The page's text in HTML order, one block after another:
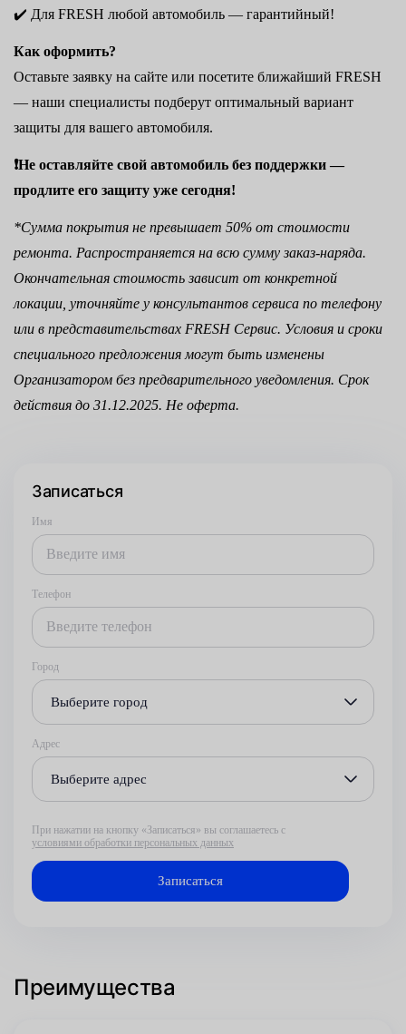
✔️ Для FRESH любой автомобиль — гарантийный!
Как оформить?
Оставьте заявку на сайте или посетите ближайший FRESH
— наши специалисты подберут оптимальный вариант
защиты для вашего автомобиля.
❗️Не оставляйте свой автомобиль без поддержки —
продлите его защиту уже сегодня!
*Сумма покрытия не превышает 50% от стоимости
ремонта. Распространяется на всю сумму заказ-наряда.
Окончательная стоимость зависит от конкретной
локации, уточняйте у консультантов сервиса по телефону
или в представительствах FRESH Сервис. Условия и сроки
специального предложения могут быть изменены
Организатором без предварительного уведомления. Срок
действия до 31.12.2025. Не оферта.
Записаться
Имя
Телефон
Город
Выберите город
Адрес
Выберите адрес
При нажатии на кнопку «Записаться» вы соглашаетесь с
условиями обработки персональных данных
Преимущества